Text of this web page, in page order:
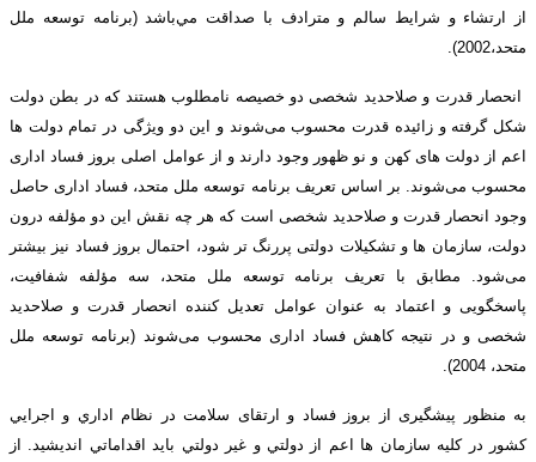
از ارتشاء و شرايط سالم و مترادف با صداقت مي‌باشد (برنامه توسعه ملل
متحد،2002).
انحصار قدرت و صلاحدید شخصی دو خصیصه نامطلوب هستند که در بطن دولت
شکل گرفته و زائیده قدرت محسوب می‌شوند و این دو ویژگی در تمام دولت ها
اعم از دولت های کهن و نو ظهور وجود دارند و از عوامل اصلی بروز فساد اداری
محسوب می‌شوند. بر اساس تعریف برنامه توسعه ملل متحد، فساد اداری حاصل
وجود انحصار قدرت و صلاحدید شخصی است که هر چه نقش این دو مؤلفه درون
دولت، سازمان ها و تشکیلات دولتی پررنگ تر شود، احتمال بروز فساد نیز بیشتر
می‌شود. مطابق با تعریف برنامه توسعه ملل متحد، سه مؤلفه شفافیت،
پاسخگویی و اعتماد به عنوان عوامل تعدیل کننده انحصار قدرت و صلاحدید
شخصی و در نتیجه کاهش فساد اداری محسوب می‌شوند (برنامه توسعه ملل
متحد، 2004).
به منظور پیشگیری از بروز فساد و ارتقای سلامت در نظام اداري و اجرايي
كشور در کلیه سازمان ها اعم از دولتي و غير دولتي بايد اقداماتي انديشيد. از